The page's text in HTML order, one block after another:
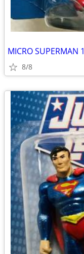
MICRO SUPERMAN 1
8/8